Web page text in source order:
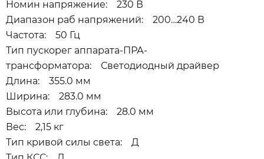
Номин напряжение: 230 В
Диапазон раб напряжений: 200…240 В
Частота: 50 Гц
Тип пускорег аппарата-ПРА-
трансформатора: Светодиодный драйвер
Длина: 355.0 мм
Ширина: 283.0 мм
Высота или глубина: 28.0 мм
Вес: 2,15 кг
Тип кривой силы света: Д